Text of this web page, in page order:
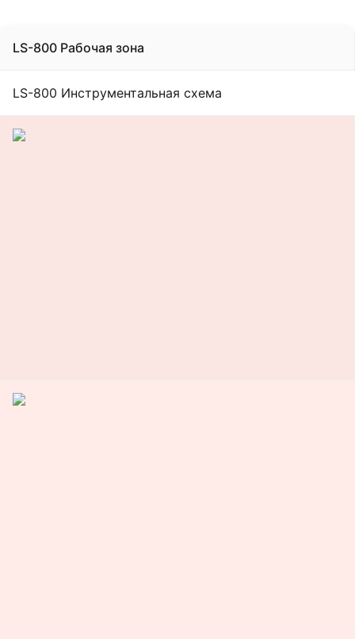
LS-800 Рабочая зона
LS-800 Инструментальная схема